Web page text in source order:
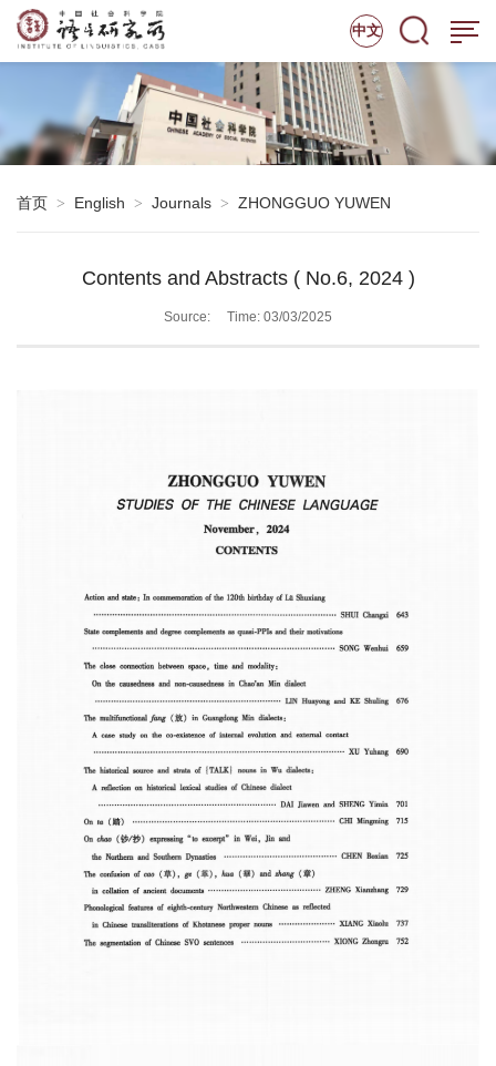
中文
首页 > English > Journals > ZHONGGUO YUWEN
Contents and Abstracts ( No.6, 2024 )
Source: Time: 03/03/2025